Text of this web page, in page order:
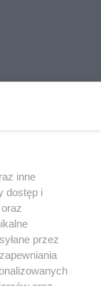
i
sposób (w
polu
w Internecie
lub
prawa, tzn.
i może być ścigane
inne
dostęp i
przez